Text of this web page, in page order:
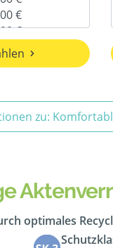
zu:
optimales